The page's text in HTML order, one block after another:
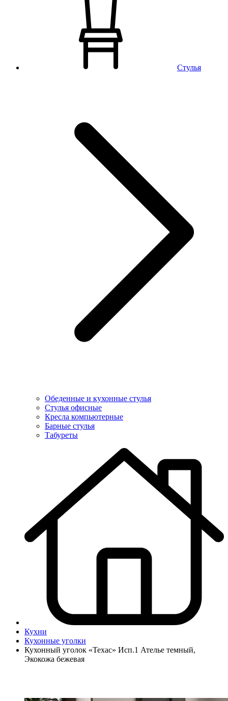
Стулья
Обеденные и кухонные стулья
Стулья офисные
Кресла компьютерные
Барные стулья
Табуреты
Кухни
Кухонные уголки
Кухонный уголок «Техас» Исп.1 Ателье темный,
Экокожа бежевая